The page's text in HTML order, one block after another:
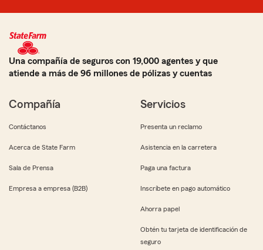
Una compañía de seguros con 19,000 agentes y que
atiende a más de 96 millones de pólizas y cuentas
Compañía
Contáctanos
Acerca de State Farm
Sala de Prensa
Empresa a empresa (B2B)
Servicios
Presenta un reclamo
Asistencia en la carretera
Paga una factura
Inscríbete en pago automático
Ahorra papel
Obtén tu tarjeta de identificación de
seguro